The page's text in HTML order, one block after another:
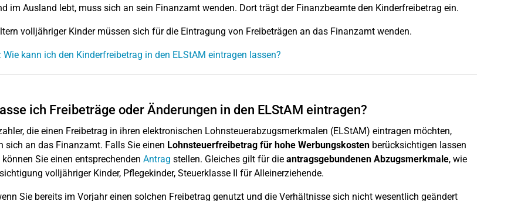
im Ausland lebt, muss sich an sein Finanzamt wenden. Dort trägt der Finanzbeamte den Kinderfreibetrag ein.
volljähriger Kinder müssen sich für die Eintragung von Freibeträgen an das Finanzamt wenden.
Wie kann ich den Kinderfreibetrag in den ELStAM eintragen lassen?
ich Freibeträge oder Änderungen in den ELStAM eintragen?
die einen Freibetrag in ihren elektronischen Lohnsteuerabzugsmerkmalen (ELStAM) eintragen möchten,
sich an das Finanzamt. Falls Sie einen Lohnsteuerfreibetrag für hohe Werbungskostenberücksichtigen lassen
Sie einen entsprechenden Antrag stellen. Gleiches gilt für die antragsgebundenen Abzugsmerkmale, wie
volljähriger Kinder, Pflegekinder, Steuerklasse II für Alleinerziehende.
Sie bereits im Vorjahr einen solchen Freibetrag genutzt und die Verhältnisse sich nicht wesentlich geändert